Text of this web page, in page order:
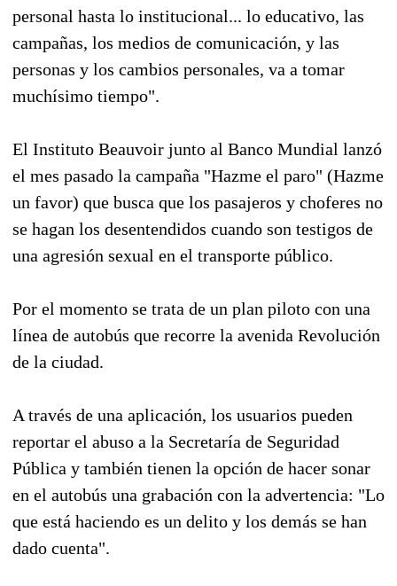
personal hasta lo institucional... lo educativo, las
campañas, los medios de comunicación, y las
personas y los cambios personales, va a tomar
muchísimo tiempo".
El Instituto Beauvoir junto al Banco Mundial lanzó
el mes pasado la campaña "Hazme el paro" (Hazme
un favor) que busca que los pasajeros y choferes no
se hagan los desentendidos cuando son testigos de
una agresión sexual en el transporte público.
Por el momento se trata de un plan piloto con una
línea de autobús que recorre la avenida Revolución
de la ciudad.
A través de una aplicación, los usuarios pueden
reportar el abuso a la Secretaría de Seguridad
Pública y también tienen la opción de hacer sonar
en el autobús una grabación con la advertencia: "Lo
que está haciendo es un delito y los demás se han
dado cuenta".